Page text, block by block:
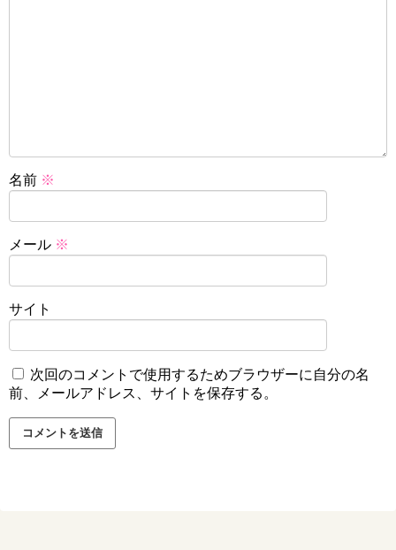
名前 ※
メール ※
サイト
次回のコメントで使用するためブラウザーに自分の名
前、メールアドレス、サイトを保存する。